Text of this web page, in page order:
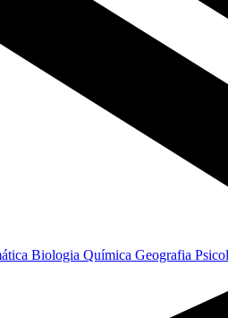
Biologia Química Geografia